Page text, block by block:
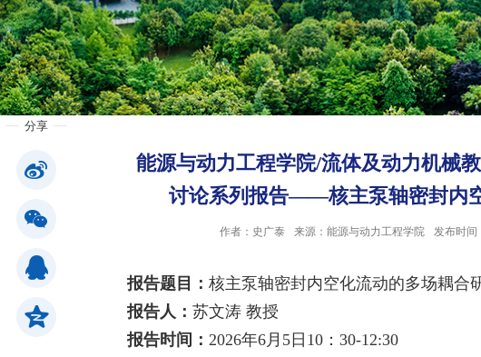
科学研究
招生就业
合作交流
公共服务
分享
能源与动力工程学院/流体及动力机械
讨论系列报告——核主泵轴密封内
作者：史广泰 来源：能源与动力工程学院 发布时间
报告题目： 核主泵轴密封内空化流动的多场耦合
报告人： 苏文涛 教授
报告时间： 2026年6 月 5日 10 ： 30-12:30